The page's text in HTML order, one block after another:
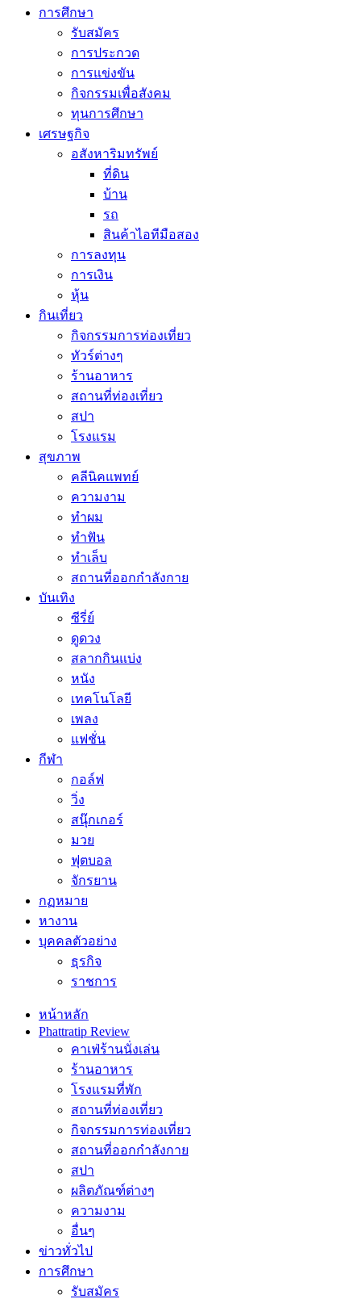
การศึกษา
รับสมัคร
การประกวด
การแข่งขัน
กิจกรรมเพื่อสังคม
ทุนการศึกษา
เศรษฐกิจ
อสังหาริมทรัพย์
ที่ดิน
บ้าน
รถ
สินค้าไอทีมือสอง
การลงทุน
การเงิน
หุ้น
กินเที่ยว
กิจกรรมการท่องเที่ยว
ทัวร์ต่างๆ
ร้านอาหาร
สถานที่ท่องเที่ยว
สปา
โรงแรม
สุขภาพ
คลีนิคแพทย์
ความงาม
ทำผม
ทำฟัน
ทำเล็บ
สถานที่ออกกำลังกาย
บันเทิง
ซีรี่ย์
ดูดวง
สลากกินแบ่ง
หนัง
เทคโนโลยี
เพลง
แฟชั่น
กีฬา
กอล์ฟ
วิ่ง
สนุ๊กเกอร์
มวย
ฟุตบอล
จักรยาน
กฏหมาย
หางาน
บุคคลตัวอย่าง
ธุรกิจ
ราชการ
หน้าหลัก
Phattratip Review
คาเฟ่ร้านนั่งเล่น
ร้านอาหาร
โรงแรมที่พัก
สถานที่ท่องเที่ยว
กิจกรรมการท่องเที่ยว
สถานที่ออกกำลังกาย
สปา
ผลิตภัณฑ์ต่างๆ
ความงาม
อื่นๆ
ข่าวทั่วไป
การศึกษา
รับสมัคร